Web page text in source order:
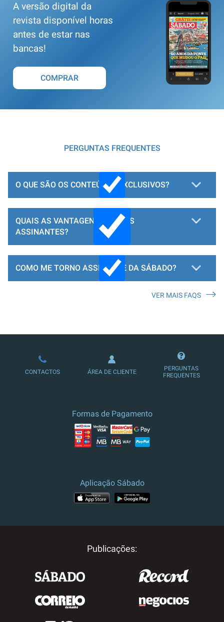
A versão digital da
revista disponível horas
antes de estar nas
bancas!
COMPRAR
PERGUNTAS FREQUENTES
O QUE SÃO OS CONTEÚDOS EXCLUSIVOS?
QUAIS AS VANTAGENS PARA OS
ASSINANTES?
COMO ME TORNO ASSINANTE DA SÁBADO?
LOJA DE ASSINATURAS
VER MAIS FAQS
CONTACTOS ÁREA DE CLIENTE
PERGUNTAS
FREQUENTES
Formas de Pagamento
Aplicação Sábado
Publicações: